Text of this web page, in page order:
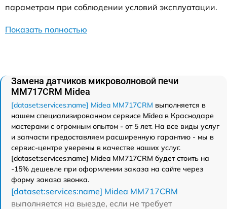
параметрам при соблюдении условий эксплуатации.
Показать полностью
Замена датчиков микроволновой печи
MM717CRM Midea
[dataset:services:name] Midea MM717CRM выполняется в
нашем специализированном сервисе Midea в Краснодаре
мастерами с огромным опытом - от 5 лет. На все виды услуг
и запчасти предоставляем расширенную гарантию - мы в
сервис-центре уверены в качестве наших услуг.
[dataset:services:name] Midea MM717CRM будет стоить на
-15% дешевле при оформлении заказа на сайте через
форму заказа звонка.
[dataset:services:name] Midea MM717CRM
выполняется на выезде, если не требует